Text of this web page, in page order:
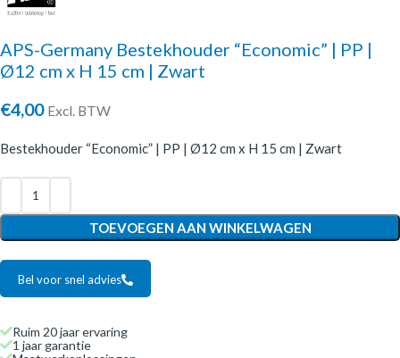
APS-Germany Bestekhouder “Economic” | PP |
Ø12 cm x H 15 cm | Zwart
€4,00 Excl. BTW
Bestekhouder “Economic” | PP | Ø12 cm x H 15 cm | Zwart
TOEVOEGEN AAN WINKELWAGEN
Bel voor snel advies
Ruim 20 jaar ervaring
1 jaar garantie